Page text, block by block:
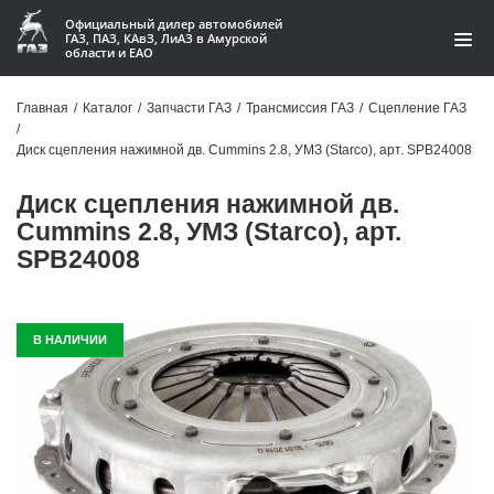
Официальный дилер автомобилей
ГАЗ, ПАЗ, КАвЗ, ЛиАЗ в Амурской
области и ЕАО
Акции
О компании
Контакты
Гарантии
Статьи
Автомобили
Главная / Каталог / Запчасти ГАЗ / Трансмиссия ГАЗ / Сцепление ГАЗ
/
Диск сцепления нажимной дв. Cummins 2.8, УМЗ (Starco), арт. SPB24008
Диск сцепления нажимной дв.
Cummins 2.8, УМЗ (Starco), арт.
SPB24008
В НАЛИЧИИ